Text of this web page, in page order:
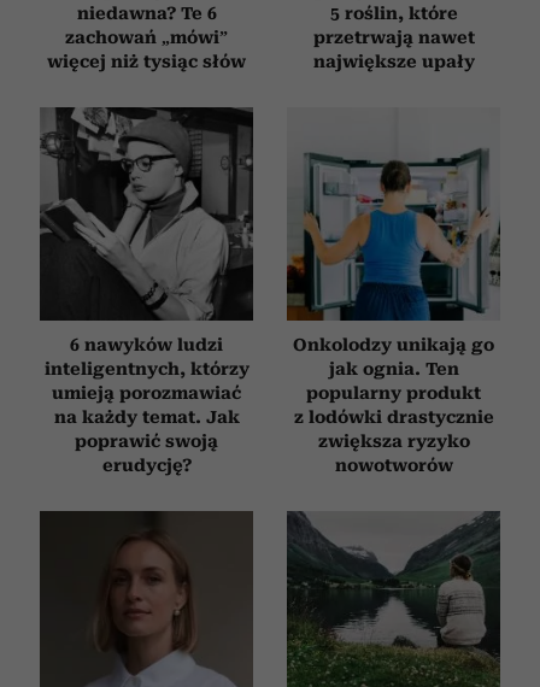
niedawna? Te 6
zachowań „mówi”
więcej niż tysiąc słów
5 roślin, które
przetrwają nawet
największe upały
6 nawyków ludzi
inteligentnych, którzy
umieją porozmawiać
na każdy temat. Jak
poprawić swoją
erudycję?
Onkolodzy unikają go
jak ognia. Ten
popularny produkt
z lodówki drastycznie
zwiększa ryzyko
nowotworów